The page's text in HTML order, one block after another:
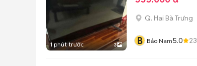
1 phút trước 3
Q. Hai Bà Trưng
B Bảo Nam5.0 23